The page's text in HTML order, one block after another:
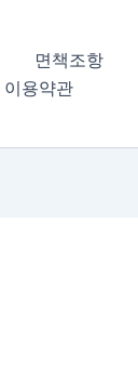
면책조항
이용약관